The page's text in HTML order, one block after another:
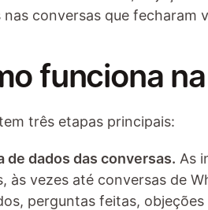
nas conversas que fecharam
funciona
três etapas principais:
de dados das conversas. As
às vezes até conversas de
perguntas feitas,